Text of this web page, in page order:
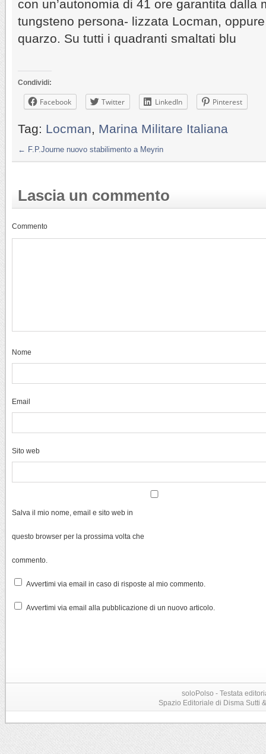
con un’autonomia di 41 ore garantita dalla
tungsteno persona- lizzata Locman,
quarzo. Su tutti i quadranti smaltati blu
Condividi:
Facebook Twitter LinkedIn Pinterest
Tag: Locman, Marina Militare Italiana
← F.P.Journe nuovo stabilimento a Meyrin
Lascia un commento
Commento
Nome
Email
Sito web
Salva il mio nome, email e sito web in
questo browser per la prossima volta che
commento.
Avvertimi via email in caso di risposte al mio commento.
Avvertimi via email alla pubblicazione di un nuovo articolo.
soloPolso - Testata
Spazio Editoriale di Disma Sutti